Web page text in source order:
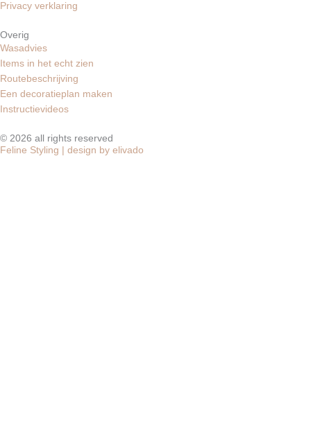
Privacy verklaring
Overig
Wasadvies
Items in het echt zien
Routebeschrijving
Een decoratieplan maken
Instructievideos
© 2026 all rights reserved
Feline Styling | design by elivado